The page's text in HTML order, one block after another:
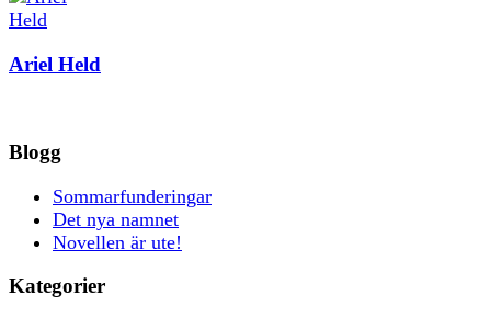
Ariel Held
Blogg
Sommarfunderingar
Det nya namnet
Novellen är ute!
Kategorier